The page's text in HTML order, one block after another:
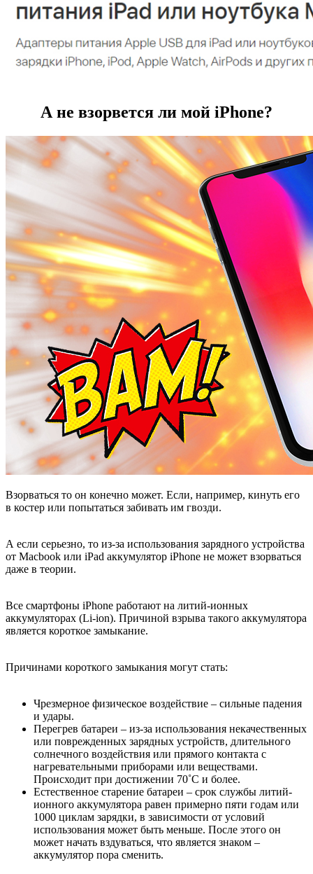
А не взорвется ли мой iPhone?
Взорваться то он конечно может. Если, например, кинуть его
в костер или попытаться забивать им гвозди.
А если серьезно, то из-за использования зарядного устройства
от Macbook или iPad аккумулятор iPhone не может взорваться
даже в теории.
Все смартфоны iPhone работают на литий-ионных
аккумуляторах (Li-ion). Причиной взрыва такого аккумулятора
является короткое замыкание.
Причинами короткого замыкания могут стать:
Чрезмерное физическое воздействие – сильные падения
и удары.
Перегрев батареи – из-за использования некачественных
или поврежденных зарядных устройств, длительного
солнечного воздействия или прямого контакта с
нагревательными приборами или веществами.
Происходит при достижении 70˚С и более.
Естественное старение батареи – срок службы литий-
ионного аккумулятора равен примерно пяти годам или
1000 циклам зарядки, в зависимости от условий
использования может быть меньше. После этого он
может начать вздуваться, что является знаком –
аккумулятор пора сменить.